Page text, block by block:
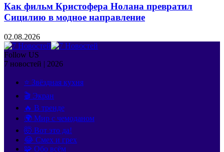
Как фильм Кристофера Нолана превратил
Сицилию в модное направление
02.08.2026
Follow US
7 новостей | 2026
⭐ Звёздная кухня
🎬 Экран
🔥 В тренде
🌍 Мир с чемоданом
🤯 Вот это да!
😂 Смех и грех
🧩 Обо всём